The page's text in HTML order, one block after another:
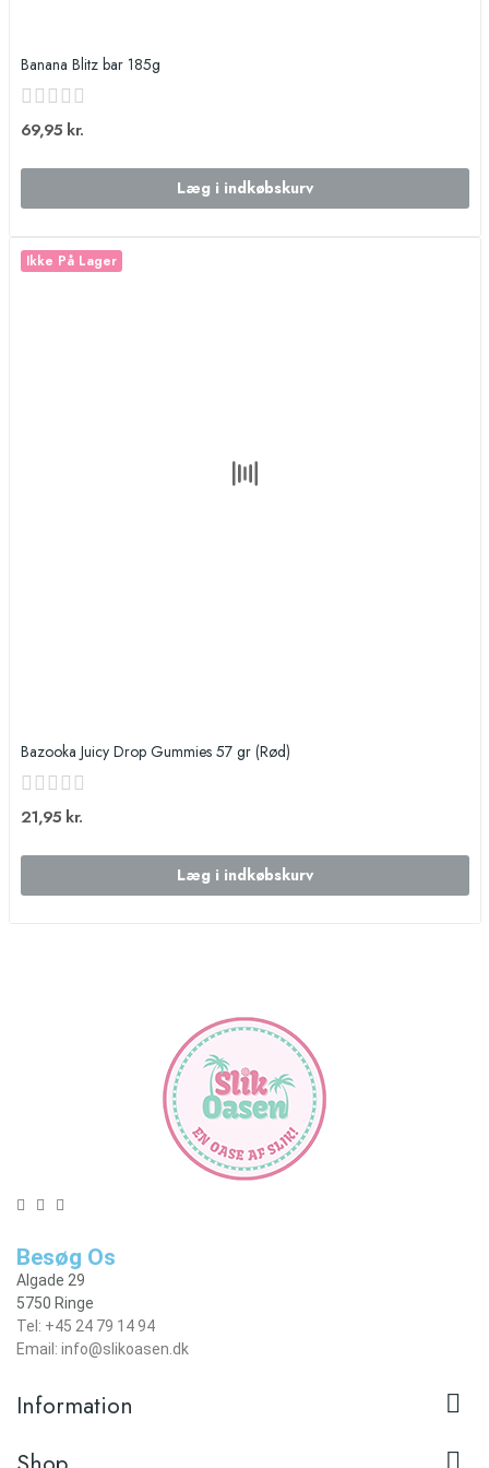
Banana Blitz bar 185g
69,95 kr.
Læg i indkøbskurv
Ikke På Lager
Bazooka Juicy Drop Gummies 57 gr (Rød)
21,95 kr.
Læg i indkøbskurv
Besøg Os
Algade 29
5750 Ringe
Tel: +45 24 79 14 94
Email: info@slikoasen.dk
Information 
